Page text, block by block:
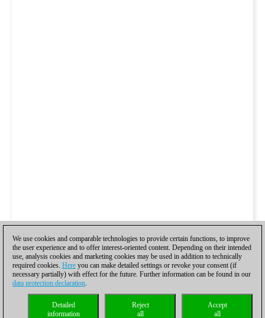
We use cookies and comparable technologies to provide certain functions, to improve
the user experience and to offer interest-oriented content. Depending on their intended
use, analysis cookies and marketing cookies may be used in addition to technically
required cookies. Here you can make detailed settings or revoke your consent (if
necessary partially) with effect for the future. Further information can be found in our
data protection declaration.
Accept
all
Reject
all
Detailed
information